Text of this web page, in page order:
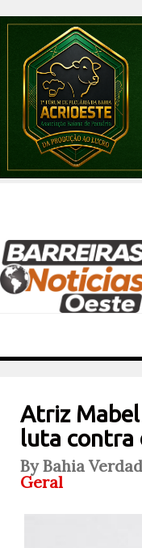
Atriz Mabel
luta contra
By Bahia
Geral